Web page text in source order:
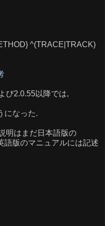
^(TRACE|TRACK)
び2.0.55以降では,
になった.
明はまだ日本語版の
語版のマニュアルには記述